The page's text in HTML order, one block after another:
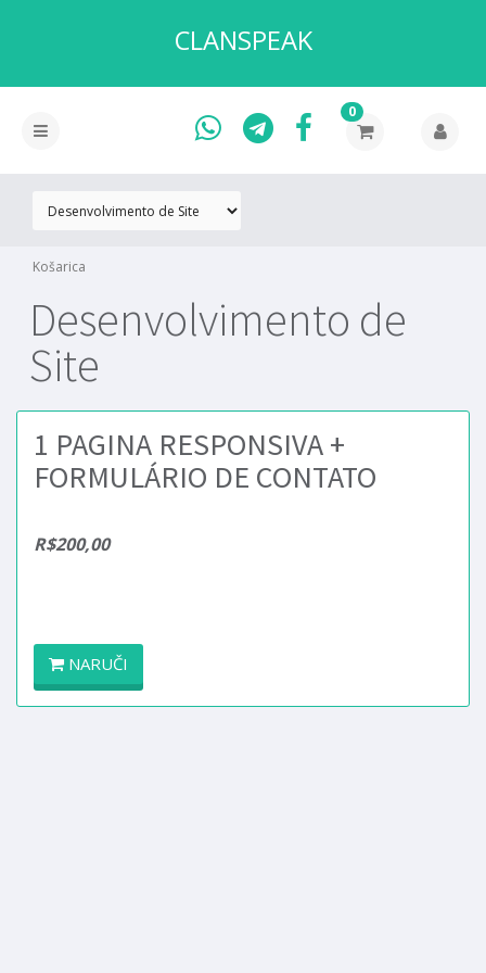
CLANSPEAK
0
Košarica
Desenvolvimento de
Site
1 PAGINA RESPONSIVA +
FORMULÁRIO DE CONTATO
R$200,00
NARUČI